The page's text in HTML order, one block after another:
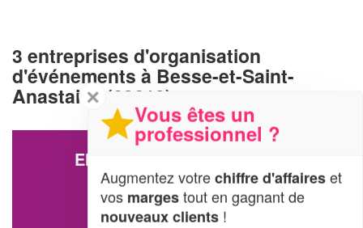
3 entreprises d'organisation
d'événements à Besse-et-Saint-
Anastaise (63610)
ENTREPRISE MAISONNAVE
WATTECAMPS
Rte Du Chambourguet Super-besse
63610 Besse-et-Saint-Anastaise
✕
Vous êtes un
professionnel ?
Augmentez votrechiffre d'affaireset
vos margestout en gagnant de
nouveaux clients !